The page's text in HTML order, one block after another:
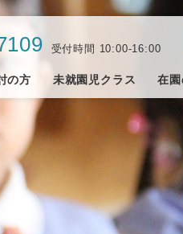
受付時間 10:00-16:00
の方 未就園児クラス 在園